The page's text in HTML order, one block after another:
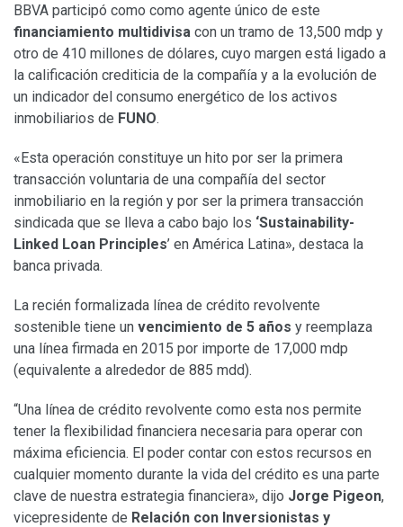
BBVA participó como como agente único de este
financiamiento multidivisa con un tramo de 13,500 mdp y
otro de 410 millones de dólares, cuyo margen está ligado a
la calificación crediticia de la compañía y a la evolución de
un indicador del consumo energético de los activos
inmobiliarios de FUNO.
«Esta operación constituye un hito por ser la primera
transacción voluntaria de una compañía del sector
inmobiliario en la región y por ser la primera transacción
sindicada que se lleva a cabo bajo los ‘Sustainability-
Linked Loan Principles’ en América Latina», destaca la
banca privada.
La recién formalizada línea de crédito revolvente
sostenible tiene un vencimiento de 5 años y reemplaza
una línea firmada en 2015 por importe de 17,000 mdp
(equivalente a alrededor de 885 mdd).
“Una línea de crédito revolvente como esta nos permite
tener la flexibilidad financiera necesaria para operar con
máxima eficiencia. El poder contar con estos recursos en
cualquier momento durante la vida del crédito es una parte
clave de nuestra estrategia financiera», dijo Jorge Pigeon,
vicepresidente de Relación con Inversionistas y